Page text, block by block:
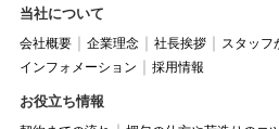
当社について
会社概要 企業理念 社長挨拶 スタッフ
インフォメーション
採用情報
お役立ち情報